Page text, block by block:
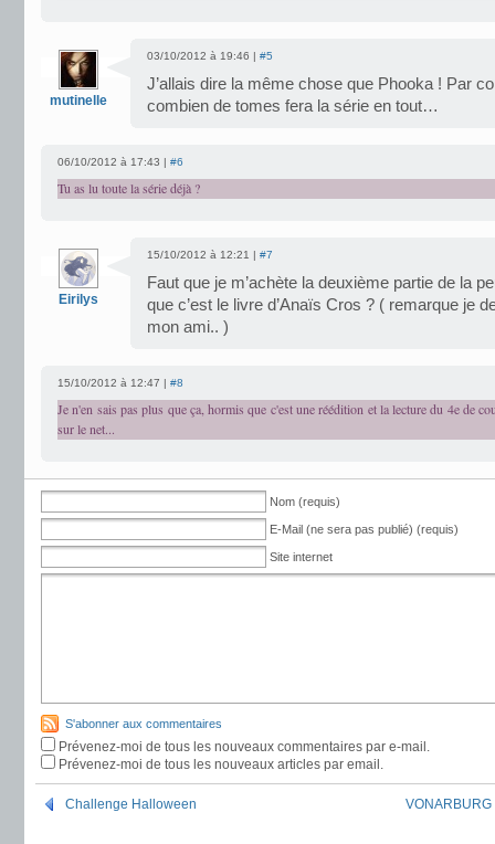
mutinelle
03/10/2012 à 19:46 | #5
J’allais dire la même chose que Phooka ! Par
combien de tomes fera la série en tout…
06/10/2012 à 17:43 | #6
Tu as lu toute la série déjà ?
Eirilys
15/10/2012 à 12:21 | #7
Faut que je m’achète la deuxième partie de la
que c’est le livre d’Anaïs Cros ? ( remarque je
mon ami.. )
15/10/2012 à 12:47 | #8
Je n'en sais pas plus que ça, hormis que c'est une réédition et la lecture du 4e de
sur le net...
Nom (requis)
E-Mail (ne sera pas publié) (requis)
Site internet
S'abonner aux commentaires
Prévenez-moi de tous les nouveaux commentaires par e-mail.
Prévenez-moi de tous les nouveaux articles par email.
Challenge Halloween